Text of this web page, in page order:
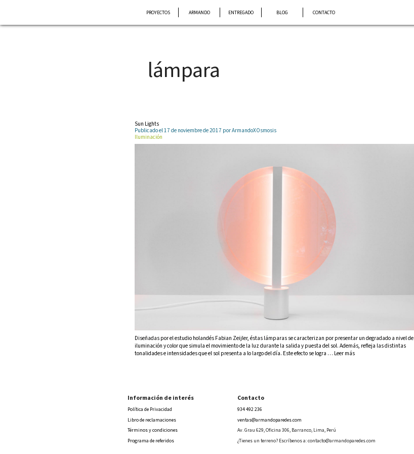
PROYECTOS ARMANDO ENTREGADO BLOG CONTACTO
contenido
lámpara
Sun Lights
Publicado el 17 de noviembre de 2017 por ArmandoXOsmosis
Iluminación
Diseñadas por el estudio holandés Fabian Zeijler, éstas lámparas se caracterizan por presentar un degradado a nivel de
iluminación y color que simula el movimiento de la luz durante la salida y puesta del sol. Además, refleja las distintas
tonalidades e intensidades que el sol presenta a lo largo del día. Este efecto se logra … Leer más
Información de interés
Política de Privacidad
Libro de reclamaciones
Términos y condiciones
Programa de referidos
Contacto
934 492 236
ventas@armandoparedes.com
Av. Grau 629, Oficina 306, Barranco, Lima, Perú
¿Tienes un terreno? Escríbenos a:contacto@armandoparedes.com